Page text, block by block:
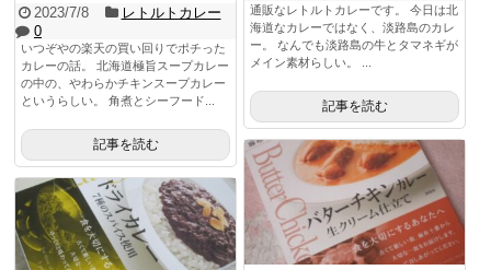
通販なレトルトカレーです。 今日は北
海道なカレーではなく、淡路島のカレ
ー。 なんでも淡路島の牛とタマネギが
メイン素材らしい。 ...
記事を読む
2023/7/8
レトルトカレー
0
いつぞやの楽天の買い回りでポチった
カレーの話。 北海道極旨スープカレー
の中の、やわらかチキンスープカレー
というらしい。 角煮とシーフード...
記事を読む